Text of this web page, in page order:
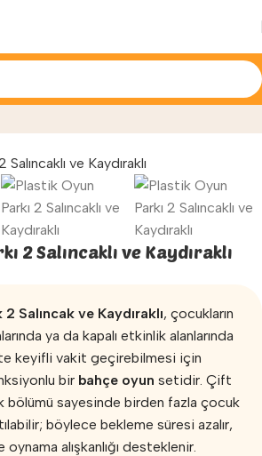
hizmetinizdeyiz...
2 Salıncaklı ve Kaydıraklı
Salıncak ve Kaydıraklı, çocukların
ya da kapalı etkinlik alanlarında
keyifli vakit geçirebilmesi için
bir bahçe oyun setidir. Çift
bölümü sayesinde birden fazla çocuk
böylece bekleme süresi azalır,
alışkanlığı desteklenir.